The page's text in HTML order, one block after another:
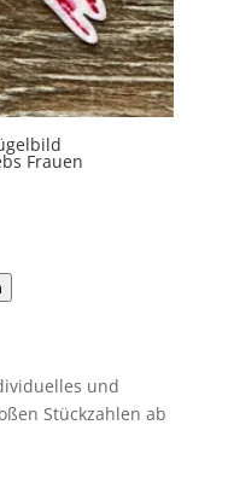
Frauen
und
Stückzahlen ab